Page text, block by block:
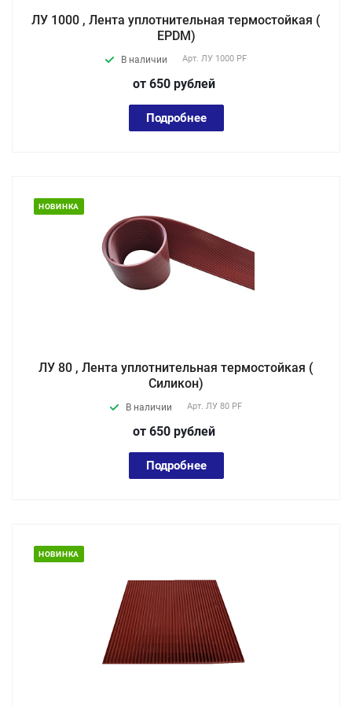
ЛУ 1000 , Лента уплотнительная термостойкая (
EPDM)
В наличии Арт. ЛУ 1000 PF
от 650 рублей
Подробнее
НОВИНКА
ЛУ 80 , Лента уплотнительная термостойкая (
Силикон)
В наличии Арт. ЛУ 80 PF
от 650 рублей
Подробнее
НОВИНКА